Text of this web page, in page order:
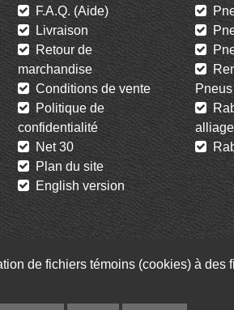
F.A.Q. (Aide)
Livraison
Retour de
marchandise
Conditions de vente
Politique de
confidentialité
Net 30
Plan du site
English version
Pneus
alliage
Twitter Infolettre
de fichiers témoins (cookies) à des